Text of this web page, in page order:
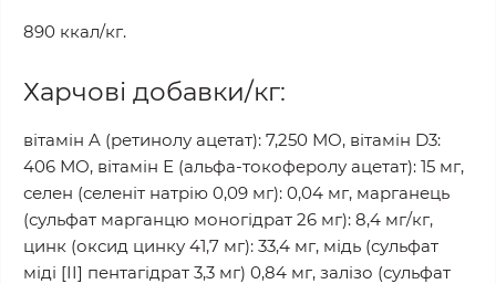
890 ккал/кг.
Харчові добавки/кг:
вітамін A (ретинолу ацетат): 7,250 МО, вітамін D3:
406 МО, вітамін Е (альфа-токоферолу ацетат): 15 мг,
селен (селеніт натрію 0,09 мг): 0,04 мг, марганець
(сульфат марганцю моногідрат 26 мг): 8,4 мг/кг,
цинк (оксид цинку 41,7 мг): 33,4 мг, мідь (сульфат
міді [II] пентагідрат 3,3 мг) 0,84 мг, залізо (сульфат